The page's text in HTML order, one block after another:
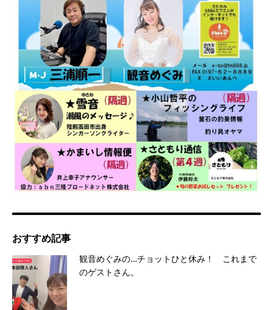
おすすめ記事
観音めぐみの…チョットひと休み！ これまで
のゲストさん。